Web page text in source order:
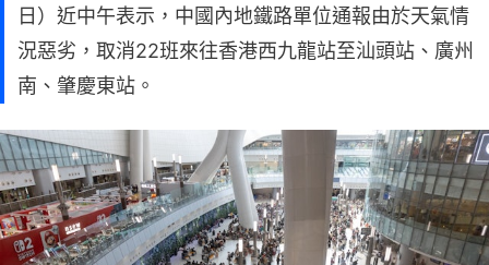
日）近中午表示，中國內地鐵路單位通報由於天氣情
況惡劣，取消22班來往香港西九龍站至汕頭站、廣州
南、肇慶東站。